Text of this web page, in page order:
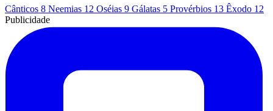
Cânticos 8 Neemias 12 Oséias 9 Gálatas 5 Provérbios 13 Êxodo 12
Publicidade